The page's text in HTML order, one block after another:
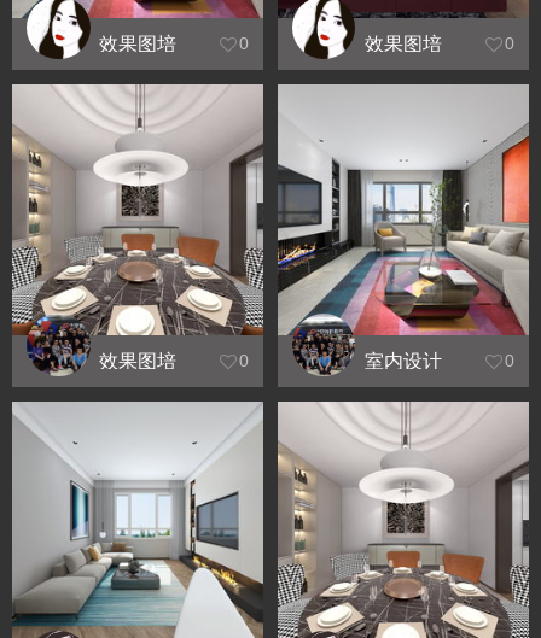
效果图培
训_凤凰大
厦
0
效果图培
训_金色港
湾
0
效果图培
训_凤凰大
厦
0
室内设计
培训机构_
国光大厦
0